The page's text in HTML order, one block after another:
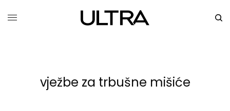
vježbe za trbušne mišiće